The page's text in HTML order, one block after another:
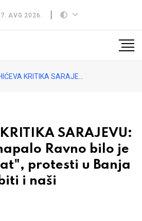
7. AVG 2026.
SARAJEVU: 1992 kad se napalo Ravno bilo je "to nije naš rat", protesti u Banja Luci moraju biti i naši
SARAJEVU:
Ravno bilo je
protesti u Banja
i naši